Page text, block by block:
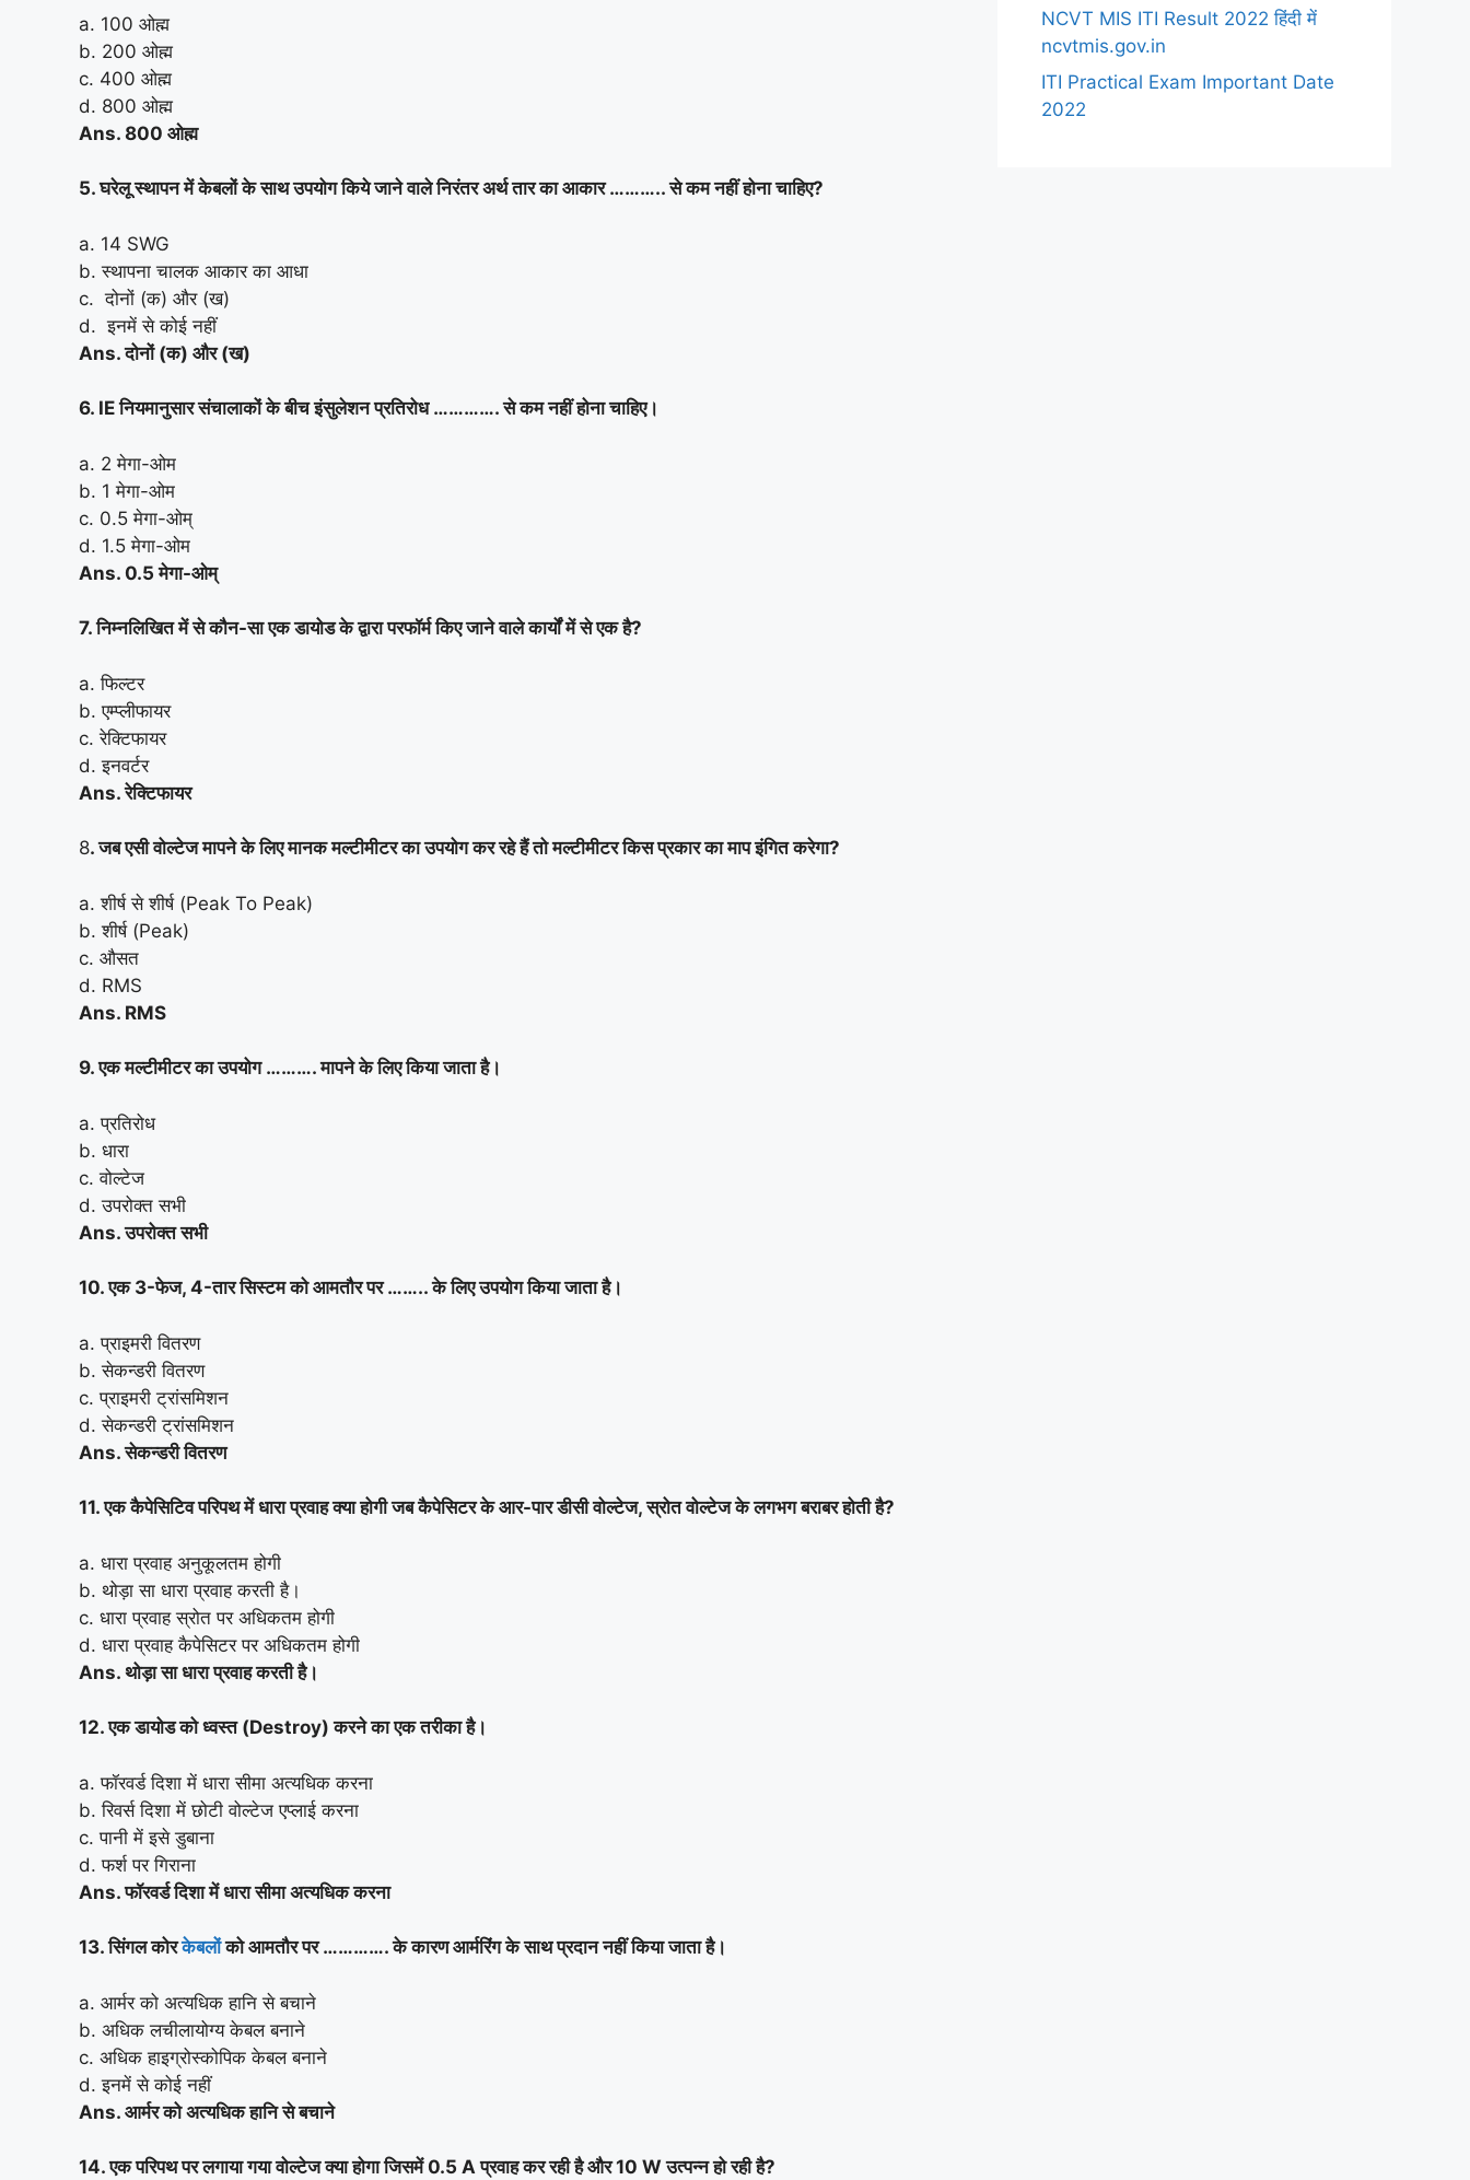
a. 100 ओह्म
b. 200 ओह्म
c. 400 ओह्म
d. 800 ओह्म
Ans. 800 ओह्म
5. घरेलू स्थापन में केबलों के साथ उपयोग किये जाने वाले निरंतर अर्थ तार का आकार ……….. से कम नहीं होना चाहिए?
a. 14 SWG
b. स्थापना चालक आकार का आधा
c. दोनों (क) और (ख)
d. इनमें से कोई नहीं
Ans. दोनों (क) और (ख)
6. IE नियमानुसार संचालाकों के बीच इंसुलेशन प्रतिरोध …………. से कम नहीं होना चाहिए।
a. 2 मेगा-ओम
b. 1 मेगा-ओम
c. 0.5 मेगा-ओम्
d. 1.5 मेगा-ओम
Ans. 0.5 मेगा-ओम्
7. निम्नलिखित में से कौन-सा एक डायोड के द्वारा परफॉर्म किए जाने वाले कार्यों में से एक है?
a. फिल्टर
b. एम्प्लीफायर
c. रेक्टिफायर
d. इनवर्टर
Ans. रेक्टिफायर
8. जब एसी वोल्टेज मापने के लिए मानक मल्टीमीटर का उपयोग कर रहे हैं तो मल्टीमीटर किस प्रकार का माप इंगित करेगा?
a. शीर्ष से शीर्ष (Peak To Peak)
b. शीर्ष (Peak)
c. औसत
d. RMS
Ans. RMS
9. एक मल्टीमीटर का उपयोग ………. मापने के लिए किया जाता है।
a. प्रतिरोध
b. धारा
c. वोल्टेज
d. उपरोक्त सभी
Ans. उपरोक्त सभी
10. एक 3-फेज, 4-तार सिस्टम को आमतौर पर …….. के लिए उपयोग किया जाता है।
a. प्राइमरी वितरण
b. सेकन्डरी वितरण
c. प्राइमरी ट्रांसमिशन
d. सेकन्डरी ट्रांसमिशन
Ans. सेकन्डरी वितरण
11. एक कैपेसिटिव परिपथ में धारा प्रवाह क्या होगी जब कैपेसिटर के आर-पार डीसी वोल्टेज, स्रोत वोल्टेज के लगभग बराबर होती है?
a. धारा प्रवाह अनुकूलतम होगी
b. थोड़ा सा धारा प्रवाह करती है।
c. धारा प्रवाह स्रोत पर अधिकतम होगी
d. धारा प्रवाह कैपेसिटर पर अधिकतम होगी
Ans. थोड़ा सा धारा प्रवाह करती है।
12. एक डायोड को ध्वस्त (Destroy) करने का एक तरीका है।
a. फॉरवर्ड दिशा में धारा सीमा अत्यधिक करना
b. रिवर्स दिशा में छोटी वोल्टेज एप्लाई करना
c. पानी में इसे डुबाना
d. फर्श पर गिराना
Ans. फॉरवर्ड दिशा में धारा सीमा अत्यधिक करना
13. सिंगल कोरकेबलोंको आमतौर पर …………. के कारण आर्मरिंग के साथ प्रदान नहीं किया जाता है।
a. आर्मर को अत्यधिक हानि से बचाने
b. अधिक लचीलायोग्य केबल बनाने
c. अधिक हाइग्रोस्कोपिक केबल बनाने
d. इनमें से कोई नहीं
Ans. आर्मर को अत्यधिक हानि से बचाने
14. एक परिपथ पर लगाया गया वोल्टेज क्या होगा जिसमें 0.5 A प्रवाह कर रही है और 10 W उत्पन्न हो रही है?
NCVT MIS ITI Result 2022 हिंदी में
ncvtmis.gov.in
ITI Practical Exam Important Date
2022